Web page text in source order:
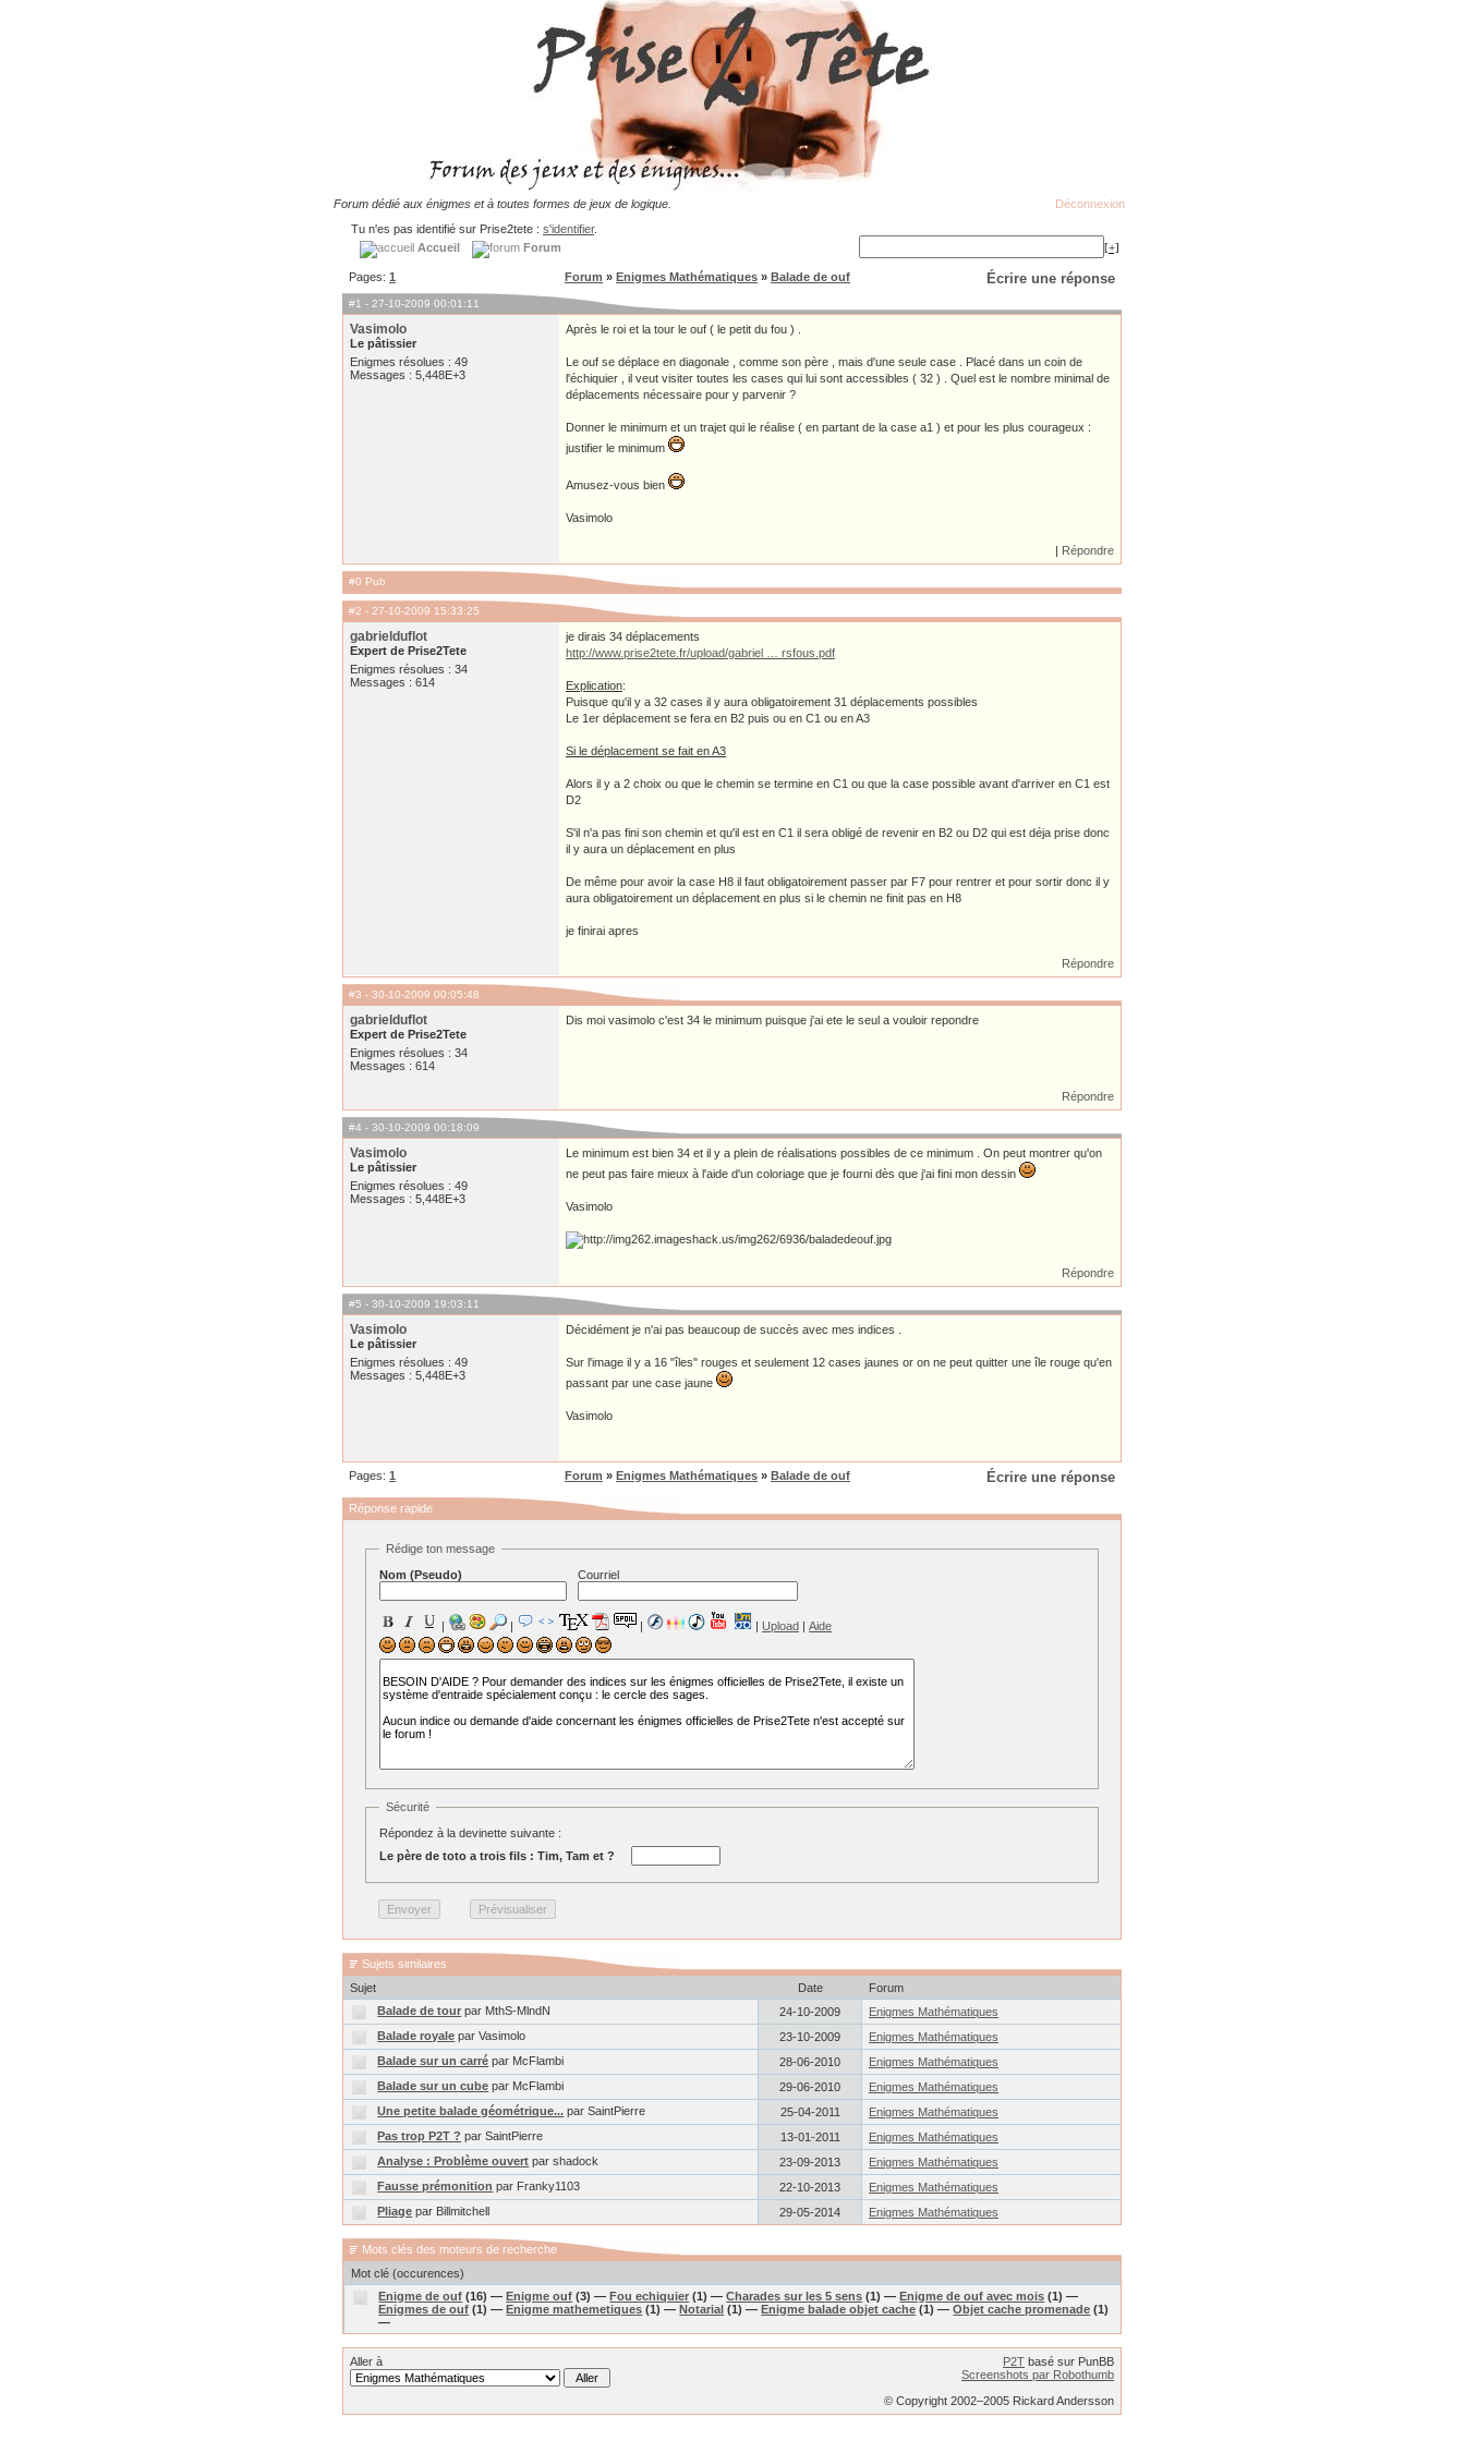
Forum dédié aux énigmes et à toutes formes de jeux de logique.
Déconnexion
Tu n'es pas identifié sur Prise2tete : s'identifier.
Accueil
Forum [+]
Pages: 1 Écrire une réponse
Forum » Enigmes Mathématiques » Balade de ouf
#1 - 27-10-2009 00:01:11
Vasimolo
Le pâtissier
Enigmes résolues : 49
Messages : 5,448E+3
Après le roi et la tour le ouf ( le petit du fou ) .
Le ouf se déplace en diagonale , comme son père , mais d'une seule case . Placé dans un coin de
l'échiquier , il veut visiter toutes les cases qui lui sont accessibles ( 32 ) . Quel est le nombre minimal de
déplacements nécessaire pour y parvenir ?
Donner le minimum et un trajet qui le réalise ( en partant de la case a1 ) et pour les plus courageux :
justifier le minimum
Amusez-vous bien
Vasimolo
| Répondre
#0 Pub
#2 - 27-10-2009 15:33:25
gabrielduflot
Expert de Prise2Tete
Enigmes résolues : 34
Messages : 614
je dirais 34 déplacements
http://www.prise2tete.fr/upload/gabriel … rsfous.pdf
Explication:
Puisque qu'il y a 32 cases il y aura obligatoirement 31 déplacements possibles
Le 1er déplacement se fera en B2 puis ou en C1 ou en A3
Si le déplacement se fait en A3
Alors il y a 2 choix ou que le chemin se termine en C1 ou que la case possible avant d'arriver en C1 est
D2
S'il n'a pas fini son chemin et qu'il est en C1 il sera obligé de revenir en B2 ou D2 qui est déja prise donc
il y aura un déplacement en plus
De même pour avoir la case H8 il faut obligatoirement passer par F7 pour rentrer et pour sortir donc il y
aura obligatoirement un déplacement en plus si le chemin ne finit pas en H8
je finirai apres
Répondre
#3 - 30-10-2009 00:05:48
gabrielduflot
Expert de Prise2Tete
Enigmes résolues : 34
Messages : 614
Dis moi vasimolo c'est 34 le minimum puisque j'ai ete le seul a vouloir repondre
Répondre
#4 - 30-10-2009 00:18:09
Vasimolo
Le pâtissier
Enigmes résolues : 49
Messages : 5,448E+3
Le minimum est bien 34 et il y a plein de réalisations possibles de ce minimum . On peut montrer qu'on
ne peut pas faire mieux à l'aide d'un coloriage que je fourni dès que j'ai fini mon dessin
Vasimolo
Répondre
#5 - 30-10-2009 19:03:11
Vasimolo
Le pâtissier
Enigmes résolues : 49
Messages : 5,448E+3
Décidément je n'ai pas beaucoup de succès avec mes indices .
Sur l'image il y a 16 "îles" rouges et seulement 12 cases jaunes or on ne peut quitter une île rouge qu'en
passant par une case jaune
Vasimolo
Écrire une réponse
Pages: 1 Forum » Enigmes Mathématiques » Balade de ouf
Réponse rapide
Rédige ton message
Nom (Pseudo)
Courriel
| | | | Upload | Aide
Sécurité
Répondez à la devinette suivante :
Le père de toto a trois fils : Tim, Tam et ?
Sujets similaires
Sujet
Date
Forum
Balade de tour par MthS-MlndN 24-10-2009
Enigmes Mathématiques
Balade royale par Vasimolo 23-10-2009
Enigmes Mathématiques
Balade sur un carré par McFlambi 28-06-2010
Enigmes Mathématiques
Balade sur un cube par McFlambi 29-06-2010
Enigmes Mathématiques
Une petite balade géométrique... par SaintPierre 25-04-2011
Enigmes Mathématiques
Pas trop P2T ? par SaintPierre 13-01-2011
Enigmes Mathématiques
Analyse : Problème ouvert par shadock 23-09-2013
Enigmes Mathématiques
Fausse prémonition par Franky1103 22-10-2013
Enigmes Mathématiques
Pliage par Billmitchell 29-05-2014 Enigmes Mathématiques
Mots clés des moteurs de recherche
Mot clé (occurences)
Enigme de ouf (16) —Enigme ouf (3) —Fou echiquier (1) —Charades sur les 5 sens (1) —Enigme de ouf avec mois (1) —
Enigmes de ouf (1) —Enigme mathemetiques (1) —Notarial (1) —Enigme balade objet cache (1) —Objet cache promenade (1)
—
Aller à P2T basé sur PunBB
Screenshots par Robothumb
© Copyright 2002–2005 Rickard Andersson